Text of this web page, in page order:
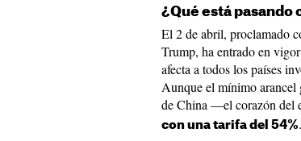
¿Qué está pasando
El 2 de abril, proclamado
Trump, ha entrado en
afecta a todos los países
Aunque el mínimo arancel
de China —el corazón del
con una tarifa del 54%.